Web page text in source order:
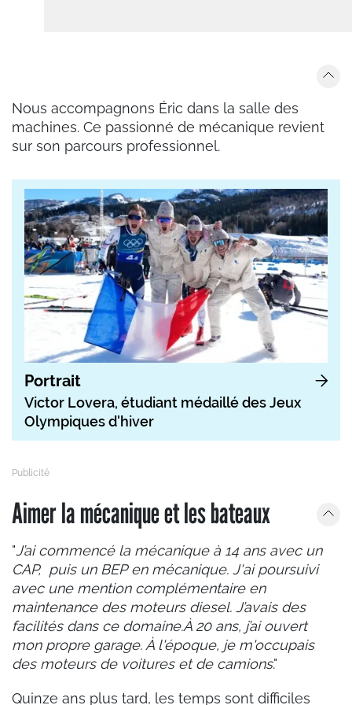
Nous accompagnons Éric dans la salle des
machines. Ce passionné de mécanique revient
sur son parcours professionnel.
Portrait
Victor Lovera, étudiant médaillé des Jeux
Olympiques d'hiver
Aimer la mécanique et les bateaux
"J’ai commencé la mécanique à 14 ans avec un
CAP, puis un BEP en mécanique. J'ai poursuivi
avec une mention complémentaire en
maintenance des moteurs diesel. J’avais des
facilités dans ce domaine.À 20 ans, j’ai ouvert
mon propre garage. À l'époque, je m'occupais
des moteurs de voitures et de camions."
Quinze ans plus tard, les temps sont difficiles